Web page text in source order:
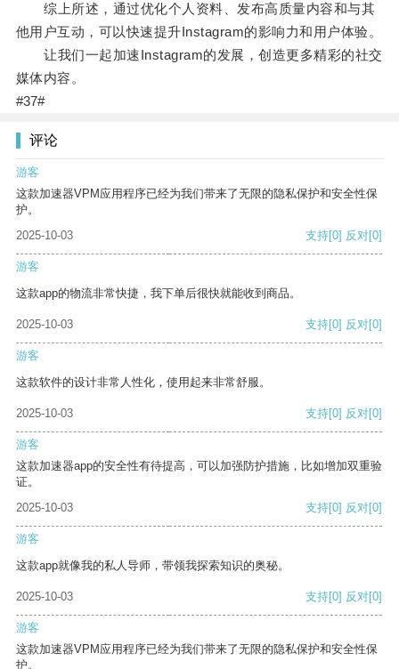
综上所述，通过优化个人资料、发布高质量内容和与其
他用户互动，可以快速提升Instagram的影响力和用户体验。
让我们一起加速Instagram的发展，创造更多精彩的社交
媒体内容。
#37#
评论
游客
这款加速器VPM应用程序已经为我们带来了无限的隐私保护和安全性保
护。
2025-10-03
支持[0] 反对[0]
游客
这款app的物流非常快捷，我下单后很快就能收到商品。
2025-10-03 支持[0] 反对[0]
游客
这款软件的设计非常人性化，使用起来非常舒服。
2025-10-03 支持[0] 反对[0]
游客
这款加速器app的安全性有待提高，可以加强防护措施，比如增加双重验
证。
2025-10-03
支持[0] 反对[0]
游客
这款app就像我的私人导师，带领我探索知识的奥秘。
2025-10-03 支持[0] 反对[0]
游客
这款加速器VPM应用程序已经为我们带来了无限的隐私保护和安全性保
护。